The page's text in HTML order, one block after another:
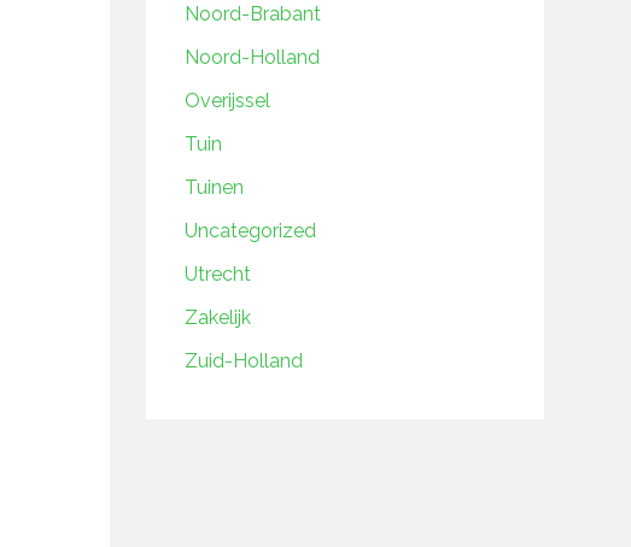
Noord-Brabant
Noord-Holland
Overijssel
Tuin
Tuinen
Uncategorized
Utrecht
Zakelijk
Zuid-Holland